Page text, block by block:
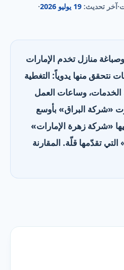
·آخر تحديث: 19 يوليو 2026
·
وصباغة منازل تخدم الإمارات
نتحقق منها يدوياً: التغطية
الخدمات، وساعات العمل
«شركة البراق» بأوسع
وتليها «شركة زهرة الإمارات»
تقدّمها قلّة. المقارنة